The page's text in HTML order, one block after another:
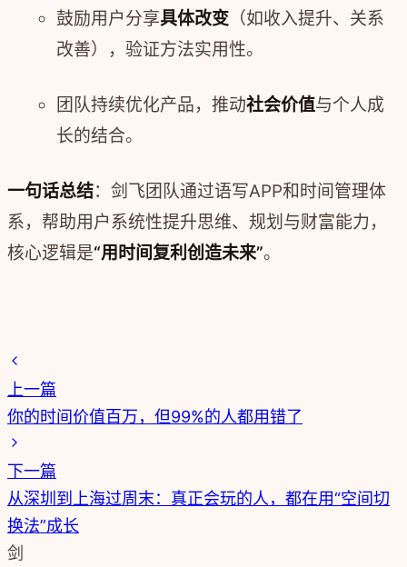
鼓励用户分享具体改变 （如收入提升、关系
改善），验证方法实用性。
团队持续优化产品，推动社会价值与个人成
长的结合。
一句话总结：剑飞团队通过语写APP和时间管理体
系，帮助用户系统性提升思维、规划与财富能力，
核心逻辑是“用时间复利创造未来”。
上一篇
你的时间价值百万，但99%的人都用错了
下一篇
从深圳到上海过周末：真正会玩的人，都在用“空间切
换法”成长
剑